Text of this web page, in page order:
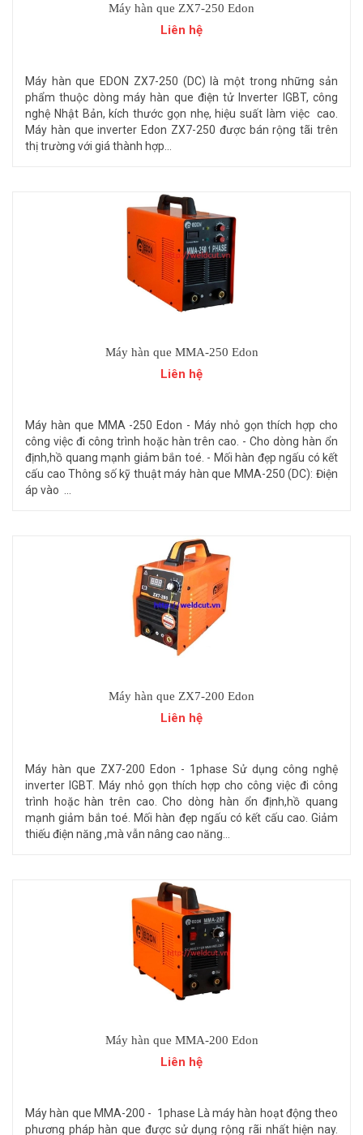
Máy hàn que ZX7-250 Edon
Liên hệ
Máy hàn que EDON ZX7-250 (DC) là một trong những sản
phẩm thuộc dòng máy hàn que điện tử Inverter IGBT, công
nghệ Nhật Bản, kích thước gọn nhẹ, hiệu suất làm việc cao.
Máy hàn que inverter Edon ZX7-250 được bán rộng tãi trên
thị trường với giá thành hợp...
Máy hàn que MMA-250 Edon
Liên hệ
Máy hàn que​ MMA -250 Edon - Máy nhỏ gọn thích hợp cho
công việc đi công trình hoặc hàn trên cao. - Cho dòng hàn ổn
định,hồ quang mạnh giảm bắn toé. - Mối hàn đẹp ngấu có kết
cấu cao Thông số kỹ thuật máy hàn que MMA-250 (DC): Điện
áp vào ...
Máy hàn que ZX7-200 Edon
Liên hệ
Máy hàn que ZX7-200 Edon - 1phase Sử dụng công nghệ
inverter IGBT. Máy nhỏ gọn thích hợp cho công việc đi công
trình hoặc hàn trên cao. Cho dòng hàn ổn định,hồ quang
mạnh giảm bắn toé. Mối hàn đẹp ngấu có kết cấu cao. Giảm
thiếu điện năng ,mà vẫn nâng cao năng...
Máy hàn que MMA-200 Edon
Liên hệ
Máy hàn que MMA-200 - 1phase Là máy hàn hoạt động theo
phương pháp hàn que được sử dụng rộng rãi nhất hiện nay.